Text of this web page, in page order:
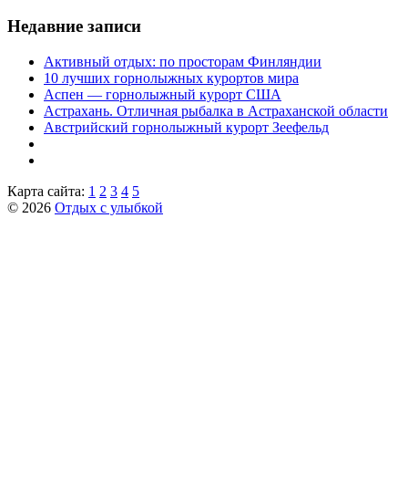
Недавние записи
Активный отдых: по просторам Финляндии
10 лучших горнолыжных курортов мира
Аспен — горнолыжный курорт США
Астрахань. Отличная рыбалка в Астраханской области
Австрийский горнолыжный курорт Зеефельд
Карта сайта: 1 2 3 4 5
© 2026 Отдых с улыбкой